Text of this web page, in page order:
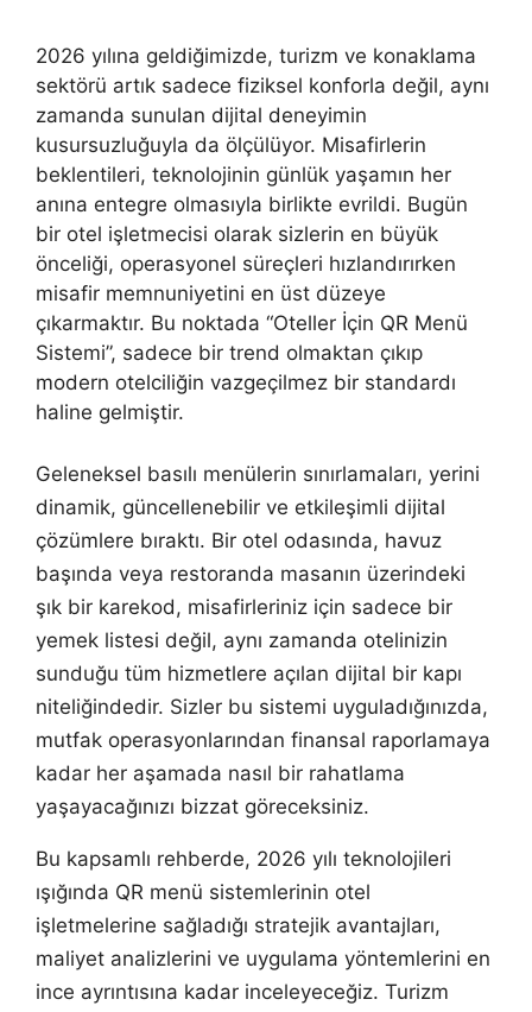
2026 yılına geldiğimizde, turizm ve konaklama
sektörü artık sadece fiziksel konforla değil, aynı
zamanda sunulan dijital deneyimin
kusursuzluğuyla da ölçülüyor. Misafirlerin
beklentileri, teknolojinin günlük yaşamın her
anına entegre olmasıyla birlikte evrildi. Bugün
bir otel işletmecisi olarak sizlerin en büyük
önceliği, operasyonel süreçleri hızlandırırken
misafir memnuniyetini en üst düzeye
çıkarmaktır. Bu noktada “Oteller İçin QR Menü
Sistemi”, sadece bir trend olmaktan çıkıp
modern otelciliğin vazgeçilmez bir standardı
haline gelmiştir.
Geleneksel basılı menülerin sınırlamaları, yerini
dinamik, güncellenebilir ve etkileşimli dijital
çözümlere bıraktı. Bir otel odasında, havuz
başında veya restoranda masanın üzerindeki
şık bir karekod, misafirleriniz için sadece bir
yemek listesi değil, aynı zamanda otelinizin
sunduğu tüm hizmetlere açılan dijital bir kapı
niteliğindedir. Sizler bu sistemi uyguladığınızda,
mutfak operasyonlarından finansal raporlamaya
kadar her aşamada nasıl bir rahatlama
yaşayacağınızı bizzat göreceksiniz.
Bu kapsamlı rehberde, 2026 yılı teknolojileri
ışığında QR menü sistemlerinin otel
işletmelerine sağladığı stratejik avantajları,
maliyet analizlerini ve uygulama yöntemlerini en
ince ayrıntısına kadar inceleyeceğiz. Turizm